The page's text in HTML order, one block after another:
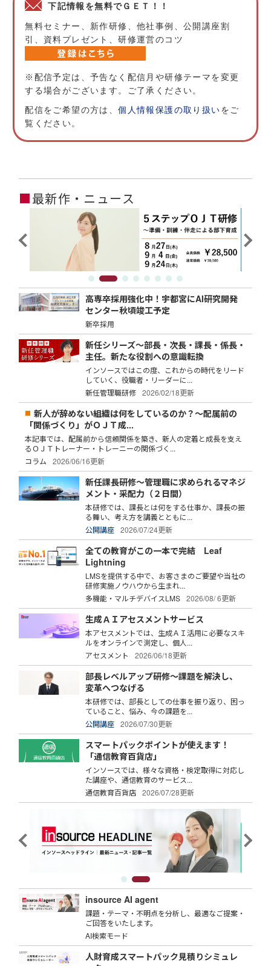
下記情報を無料でＧＥＴ！！
無料セミナー、新作研修、他社事例、公開講座割
引、資料プレゼント、研修運営のコツ
※配信予定は、予告なく配信月や研修テーマを変更
する場合がございます。ご了承ください。
配信をご希望の方は、個人情報保護の取り扱いをご
覧ください。
■最新作・ニュース
高専卒採用強化中！宇都宮にAI研究開発
センター秋頃竣工予定
新卒採用
新任シリーズ～部長・次長・課長・係長・
主任。新たな役割への意識転換
インソースではこの度、これからの時代をリード
していく、役職者・リーダーに...
新任管理職研修
2026/02/18更新
新人が辞めない組織は何をしているのか？～配属前の
「関係づくり」がＯＪＴ成...
本記事では、配属前から信頼関係を築き、新人の定着と成長を支え
るＯＪＴトレーナー・トレーニーの関係づく...
コラム
2026/06/16更新
新任課長研修～管理職に求められるマネジ
メント・采配力（２日間）
本研修では、課長とは何をする仕事か、課長の振
る舞い、考え方を講義とともに...
公開講座
2026/07/24更新
全ての教育がこの一本で完結 Leaf
Lightning
LMSを提供する中で、お客さまのご要望や当社の
研修実施ノウハウから生まれ...
多機能・マルチデバイスLMS
2026/08/ 6更新
生成ＡＩアセスメントサービス
本アセスメントでは、生成ＡＩ活用に必要なスキ
ルをオンラインで測定し、個人...
アセスメント
2026/06/18更新
部長レベルアップ研修～課題を解決し、
変革へつなげる
本研修では、部長としての仕事を振り返り、困っ
ていること、悩み、今の課題を...
公開講座
2026/07/30更新
スマートパックポイントが使えます！
「通信教育百貨店」
インソースでは、様々な資格・検定取得に対応し
た講座や、通信教育のサービス...
通信教育百貨店
2026/07/28更新
insource AI agent
課題・テーマ・不明点を分析し、最適なご提案・
ご回答をいたします。
AI検索モード
人財育成スマートパック見積りシミュレ